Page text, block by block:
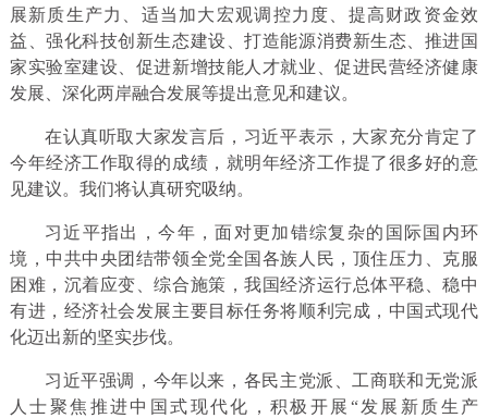
展新质生产力、适当加大宏观调控力度、提高财政资金效
益、强化科技创新生态建设、打造能源消费新生态、推进国
家实验室建设、促进新增技能人才就业、促进民营经济健康
发展、深化两岸融合发展等提出意见和建议。
在认真听取大家发言后，习近平表示，大家充分肯定了
今年经济工作取得的成绩，就明年经济工作提了很多好的意
见建议。我们将认真研究吸纳。
习近平指出，今年，面对更加错综复杂的国际国内环
境，中共中央团结带领全党全国各族人民，顶住压力、克服
困难，沉着应变、综合施策，我国经济运行总体平稳、稳中
有进，经济社会发展主要目标任务将顺利完成，中国式现代
化迈出新的坚实步伐。
习近平强调，今年以来，各民主党派、工商联和无党派
人士聚焦推进中国式现代化，积极开展“发展新质生产